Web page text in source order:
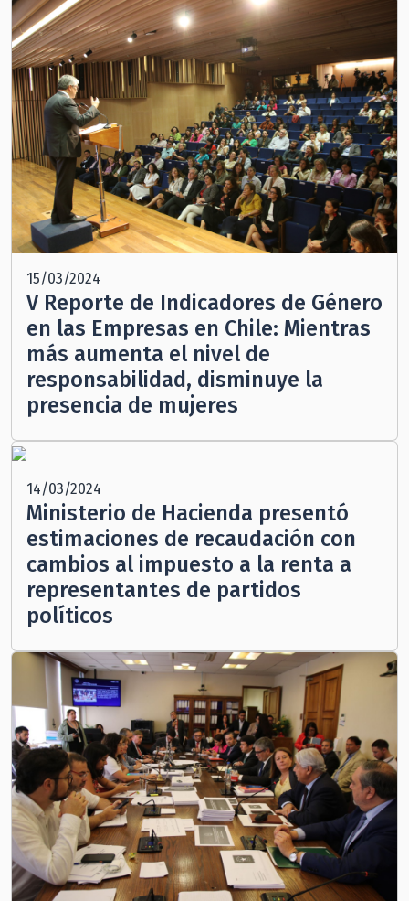
15/03/2024
V Reporte de Indicadores de Género
en las Empresas en Chile: Mientras
más aumenta el nivel de
responsabilidad, disminuye la
presencia de mujeres
14/03/2024
Ministerio de Hacienda presentó
estimaciones de recaudación con
cambios al impuesto a la renta a
representantes de partidos
políticos